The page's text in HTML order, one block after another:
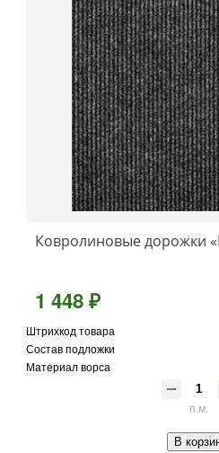
Ковролиновые дорожки
1 448 ₽
Штрихкод товара
Состав подложки
Материал ворса
п.м.
В